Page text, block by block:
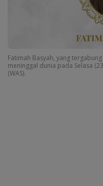
Fatimah Basyah, yang
meninggal dunia pada Selasa
(WAS).